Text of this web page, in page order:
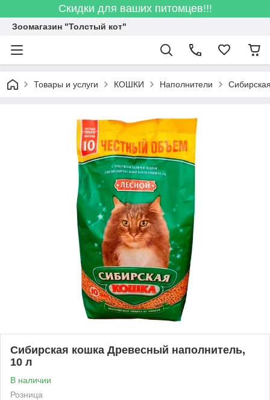
Скидки для ваших питомцев!!!
Зоомагазин "Толстый кот"
Товары и услуги КОШКИ Наполнители
Сибирская кошка Древесный наполнитель,
10 л
В наличии
Розница